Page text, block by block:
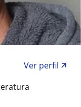
Ver perfil